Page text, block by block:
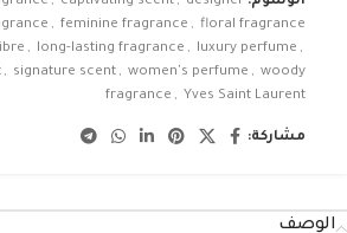
, feminine fragrance , floral fragrance
, long-lasting fragrance , luxury perfume ,
, signature scent , women's perfume , woody
fragrance , Yves Saint Laurent
مشاركة:
الوصف